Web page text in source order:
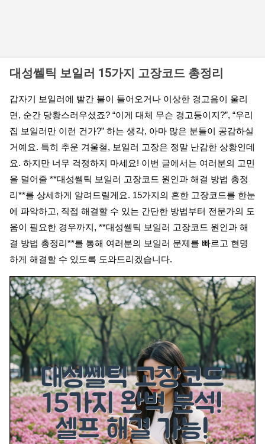
대성쎌틱 보일러 15가지 고장코드 총정리
갑자기 보일러에 빨간 불이 들어오거나 이상한 경고음이 울리
면, 순간 당황스러우셨죠? “이게 대체 무슨 경고등이지?”, “우리
집 보일러만 이런 건가?” 하는 생각, 아마 많은 분들이 공감하실
거예요. 특히 추운 겨울철, 보일러 고장은 정말 난감한 상황인데
요. 하지만 너무 걱정하지 마세요! 이번 글에서는 여러분의 고민
을 덜어줄 **대성쎌틱 보일러 고장코드 원인과 해결 방법 총정
리**를 상세하게 알려드릴게요. 15가지의 흔한 고장코드를 한눈
에 파악하고, 직접 해결할 수 있는 간단한 방법부터 전문가의 도
움이 필요한 경우까지, **대성쎌틱 보일러 고장코드 원인과 해
결 방법 총정리**를 통해 여러분의 보일러 문제를 빠르고 현명
하게 해결할 수 있도록 도와드리겠습니다.